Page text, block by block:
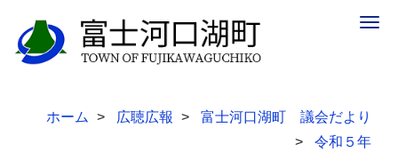
ホーム 広聴広報
富士河口湖町 議会だより
令和５年